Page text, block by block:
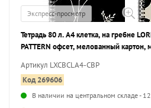
Экспресс-просмотр
Тетрадь 80 л. А4 клетка, на гребне
PATTERN офсет, мелованный картон,
Артикул LXCBCLA4-CBP
Код 269606
В наличии на центральном складе -